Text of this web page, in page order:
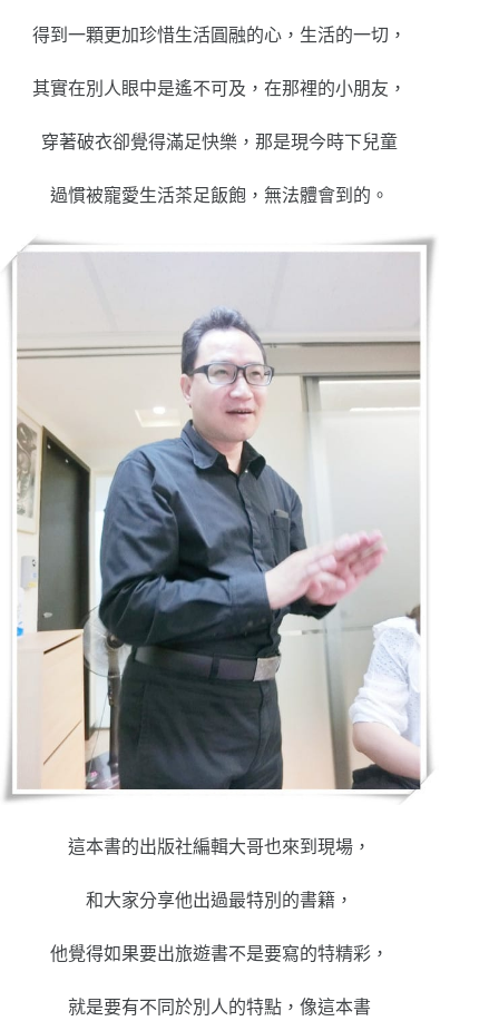
得到一顆更加珍惜生活圓融的心，生活的一切，
其實在別人眼中是遙不可及，在那裡的小朋友，
穿著破衣卻覺得滿足快樂，那是現今時下兒童
過慣被寵愛生活茶足飯飽，無法體會到的。
這本書的出版社編輯大哥也來到現場，
和大家分享他出過最特別的書籍，
他覺得如果要出旅遊書不是要寫的特精彩，
就是要有不同於別人的特點，像這本書